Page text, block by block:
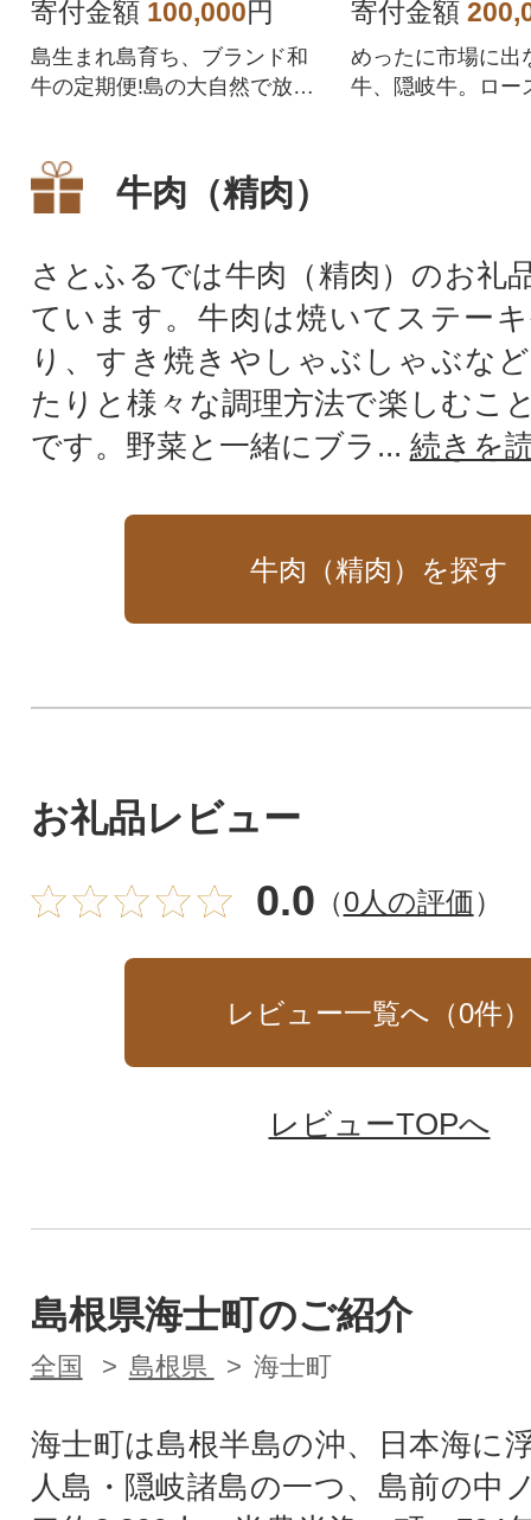
寄付金額 100,000円
島生まれ島育ち、ブランド和
牛の定期便!島の大自然で放牧
身すき焼き用500g×3か月の定
期便!A5・A4等級のとろける上
ほとんど出回っていない「本
物」のブランド牛を、この機
会にぜひご賞味ください!
寄付金額
めったに市場に出
牛、隠岐牛。ロー
牛肉（精肉）
さとふるでは牛肉（精肉）のお礼
ています。牛肉は焼いてステー
り、すき焼きやしゃぶしゃぶな
たりと様々な調理方法で楽しむこ
です。野菜と一緒にブラ... 続きを
牛肉（精肉）を探す
お礼品レビュー
0.0 （0人の評価）
レビュー一覧へ（0件）
レビューTOPへ
島根県海士町のご紹介
全国 島根県 海士町
海士町は島根半島の沖、日本海に
人島・隠岐諸島の一つ、島前の中